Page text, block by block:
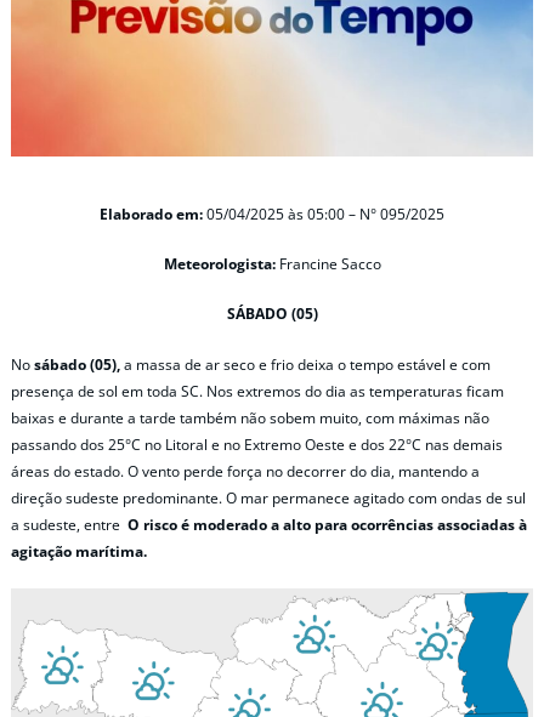
Elaborado em:05/04/2025 às 05:00 – N° 095/2025
Meteorologista: Francine Sacco
SÁBADO (05)
Nosábado (05),a massa de ar seco e frio deixa o tempo estável e com
presença de sol em toda SC. Nos extremos do dia as temperaturas ficam
baixas e durante a tarde também não sobem muito, com máximas não
passando dos 25°C no Litoral e no Extremo Oeste e dos 22°C nas demais
áreas do estado. O vento perde força no decorrer do dia, mantendo a
direção sudeste predominante. O mar permanece agitado com ondas de sul
a sudeste, entre O risco é moderado a alto para ocorrências associadas à
agitação marítima.